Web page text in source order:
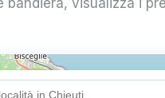
bandiera, visualizza i
4